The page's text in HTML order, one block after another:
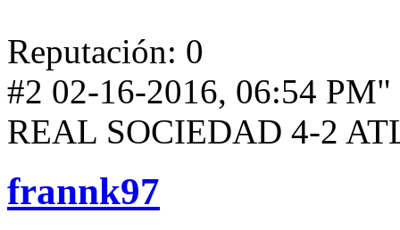
Reputación: 0
#2 02-16-2016, 06:54 PM"
REAL SOCIEDAD 4-2
frannk97